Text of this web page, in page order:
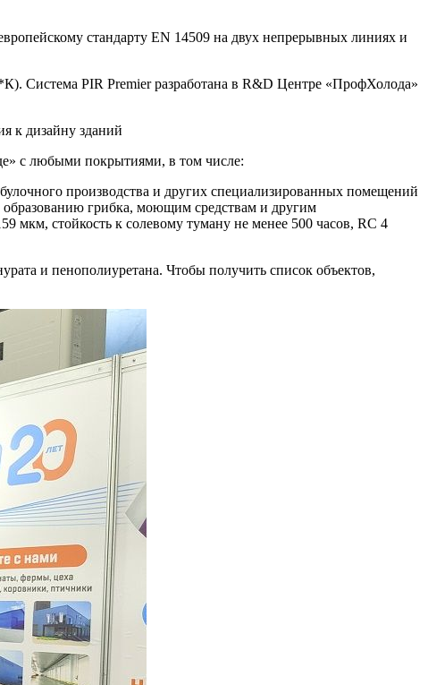
стандарту EN 14509 на двух непрерывных линиях и
Система PIR Premier разработана в R&D Центре «ПрофХолода»
к дизайну зданий
с любыми покрытиями, в том числе:
производства и других специализированных помещений
грибка, моющим средствам и другим
мкм, стойкость к солевому туману не менее 500 часов, RC 4
и пенополиуретана. Чтобы получить список объектов,